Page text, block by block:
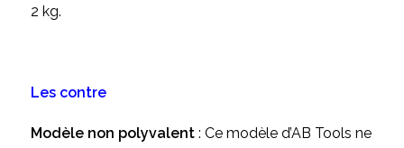
2 kg.
Les contre
Modèle non polyvalent : Ce modèle d’AB Tools ne